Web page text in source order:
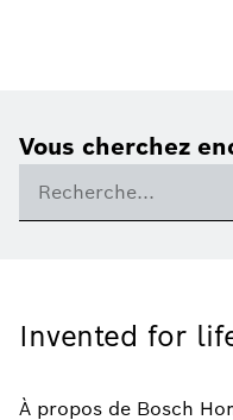
Vous cherchez
Invented for
À propos de Bosch